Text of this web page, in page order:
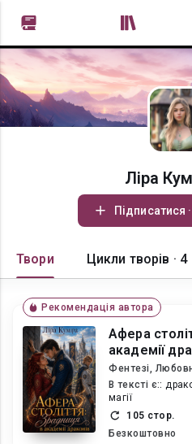
Ліра
Твори Цикли творів · 4
Рекомендація автора
Афера
академії
Фентезі,
В текcті є:: дракони, істинна пара, академія
магії
105 стор.
Безкоштовно